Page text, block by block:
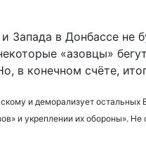
в Донбассе
«азовцы»
в конечном счёте,
и деморализует
и укреплении их обороны».